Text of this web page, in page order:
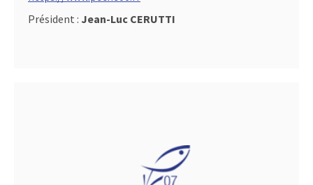
Président : Jean-Luc CERUTTI